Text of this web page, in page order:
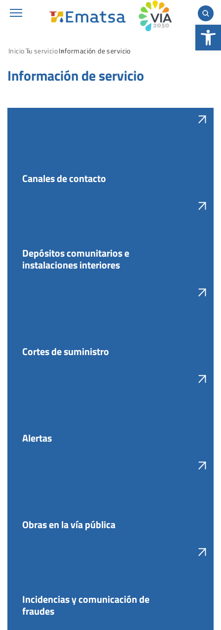
Abrir
InicioTu servicioInformación de servicio
Información de servicio
Canales de contacto
Depósitos comunitarios e
instalaciones interiores
Cortes de suministro
Alertas
Obras en la vía pública
Incidencias y comunicación de
fraudes